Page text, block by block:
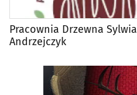
Pracownia Drzewna Sylwia
Andrzejczyk